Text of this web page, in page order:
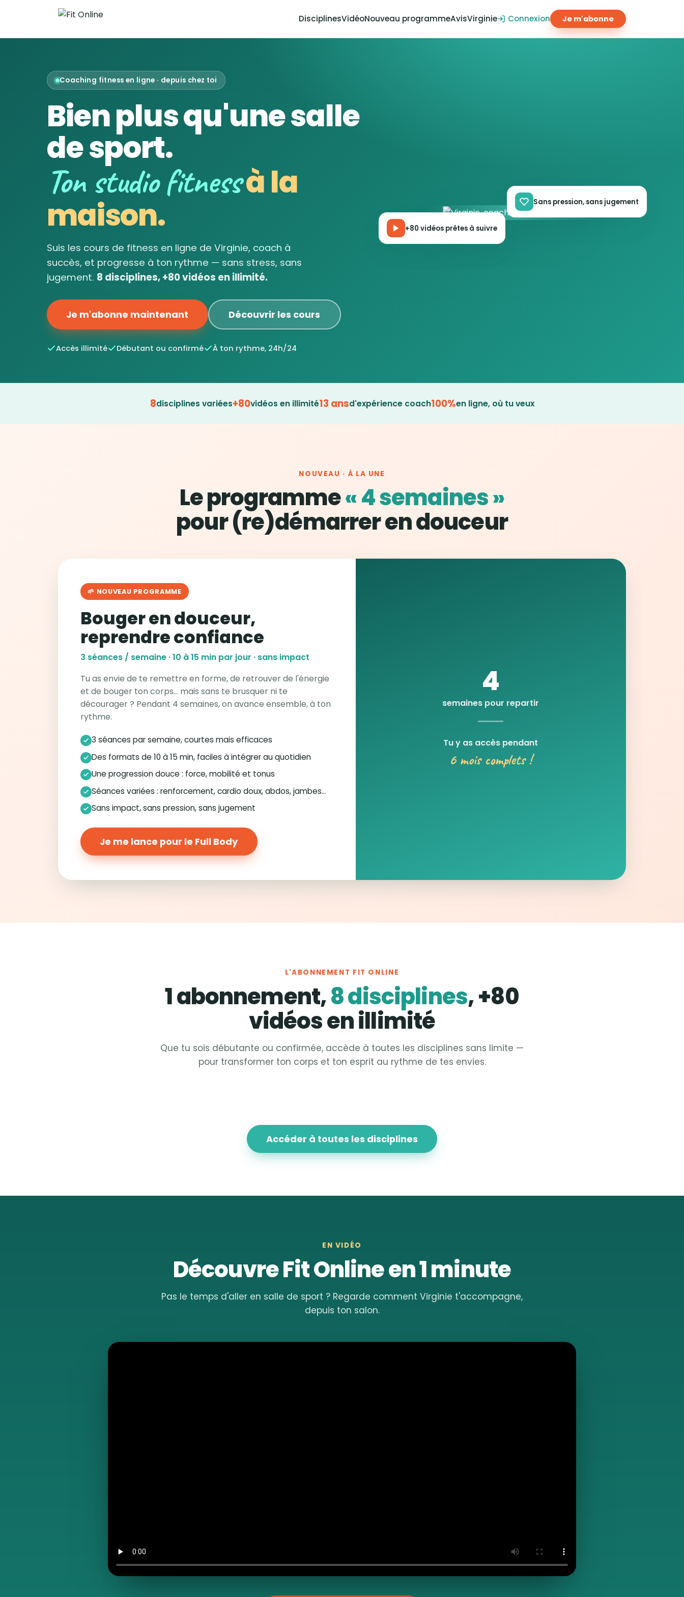
DisciplinesVidéoNouveau programmeAvisVirginie Connexion Je m'abonne
Coaching fitness en ligne · depuis chez toi
Bien plus qu'une salle
de sport.
Ton studio fitnessà la
maison.
Suis les cours de fitness en ligne de Virginie, coach à
succès, et progresse à ton rythme — sans stress, sans
jugement. 8 disciplines, +80 vidéos en illimité.
Je m'abonne maintenant Découvrir les cours
Accès illimité Débutant ou confirmé À ton rythme, 24h/24
+80 vidéos prêtes à suivre
Sans pression, sans jugement
8disciplines variées+80vidéos en illimité13 ansd'expérience coach100%en ligne, où tu veux
NOUVEAU · À LA UNE
Le programme« 4 semaines »
pour (re)démarrer en douceur
🌱 NOUVEAU PROGRAMME
Bouger en douceur,
reprendre confiance
3 séances / semaine · 10 à 15 min par jour · sans impact
Tu as envie de te remettre en forme, de retrouver de l'énergie
et de bouger ton corps… mais sans te brusquer ni te
décourager ? Pendant 4 semaines, on avance ensemble, à ton
rythme.
3 séances par semaine, courtes mais efficaces
Des formats de 10 à 15 min, faciles à intégrer au quotidien
Une progression douce : force, mobilité et tonus
Séances variées : renforcement, cardio doux, abdos, jambes…
Sans impact, sans pression, sans jugement
Je me lance pour le Full Body
4
semaines pour repartir
Tu y as accès pendant
6 mois complets !
L'ABONNEMENT FIT ONLINE
1 abonnement,8 disciplines, +80
vidéos en illimité
Que tu sois débutante ou confirmée, accède à toutes les disciplines sans limite —
pour transformer ton corps et ton esprit au rythme de tes envies.
Accéder à toutes les disciplines
EN VIDÉO
Découvre Fit Online en 1 minute
Pas le temps d'aller en salle de sport ? Regarde comment Virginie t'accompagne,
depuis ton salon.